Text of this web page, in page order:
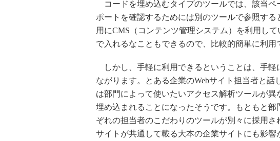
コードを埋め込むタイプのツールでは、該当ペ
ポートを確認するためには別のツールで参照す
用にCMS（コンテンツ管理システム）を利用し
で入れるなこともできるので、比較的簡単に利用
しかし、手軽に利用できるということは、手軽
ながります。とある企業のWebサイト担当者と
は部門によって使いたいアクセス解析ツールが異
埋め込まれることになったそうです。もともと
ぞれの担当者のこだわりのツールが別々に採用
サイトが共通して載る大本の企業サイトにも影